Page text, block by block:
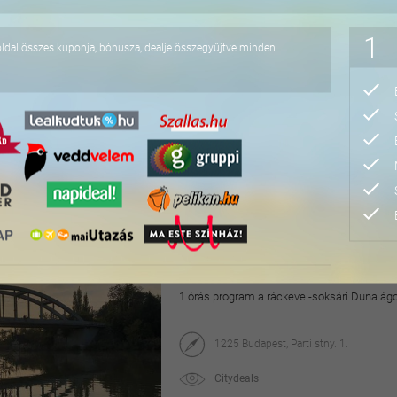
összes kuponja, bónusza, dealje összegyűjtve minden 1
3x8 perces gokart
Gokart Aréna komplexum
Papp László Sportaréna - 1143
maikupon
10.000 Ft
Páros dunai privát
1 órás program a ráckevei-soksári Duna
1225 Budapest, Parti stny. 1.
Citydeals